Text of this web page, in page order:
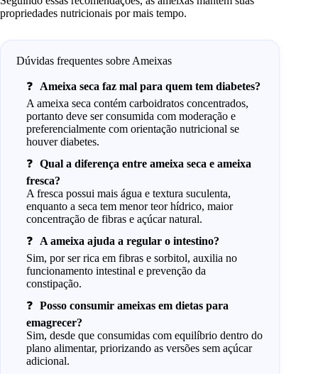
propriedades nutricionais por mais tempo.
Dúvidas frequentes sobre Ameixas
Ameixa seca faz mal para quem tem diabetes?
A ameixa seca contém carboidratos concentrados,
portanto deve ser consumida com moderação e
preferencialmente com orientação nutricional se
houver diabetes.
Qual a diferença entre ameixa seca e ameixa
fresca?
A fresca possui mais água e textura suculenta,
enquanto a seca tem menor teor hídrico, maior
concentração de fibras e açúcar natural.
A ameixa ajuda a regular o intestino?
Sim, por ser rica em fibras e sorbitol, auxilia no
funcionamento intestinal e prevenção da
constipação.
Posso consumir ameixas em dietas para
emagrecer?
Sim, desde que consumidas com equilíbrio dentro do
plano alimentar, priorizando as versões sem açúcar
adicional.